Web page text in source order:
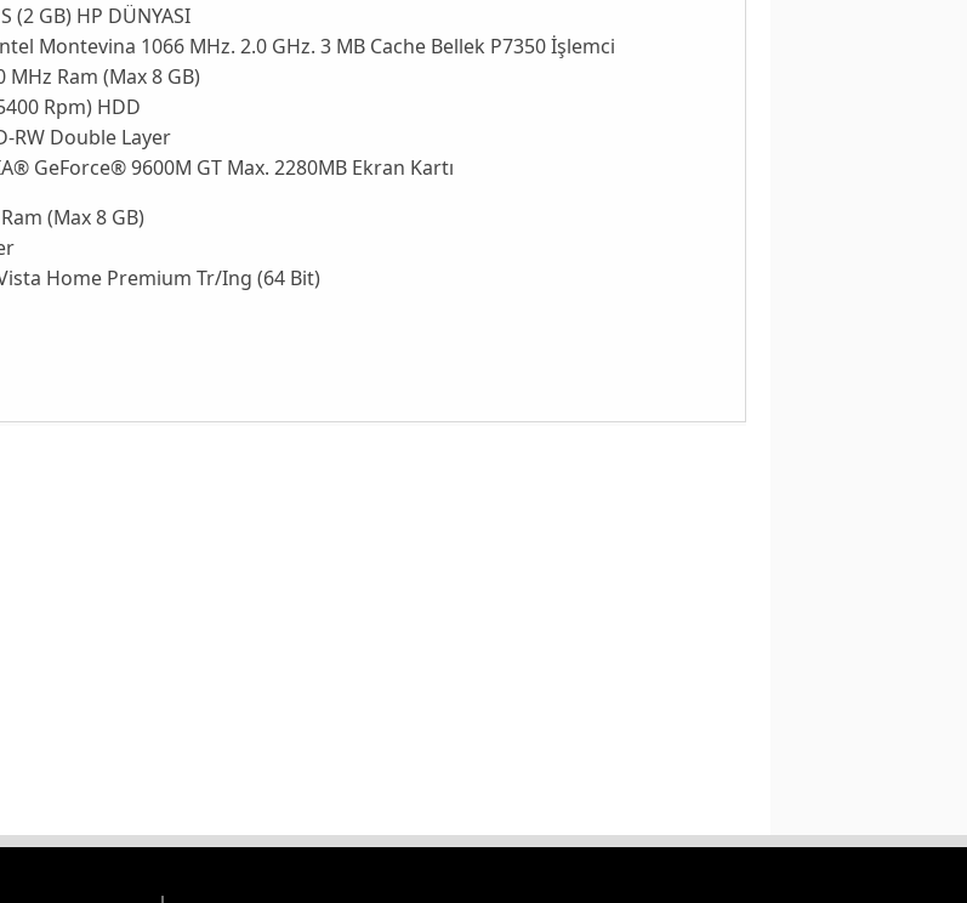
(2 GB) HP DÜNYASI
Montevina 1066 MHz. 2.0 GHz. 3 MB Cache Bellek P7350 İşlemci
MHz Ram (Max 8 GB)
Rpm) HDD
RW Double Layer
GeForce® 9600M GT Max. 2280MB Ekran Kartı
(Max 8 GB)
Home Premium Tr/Ing (64 Bit)